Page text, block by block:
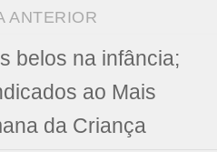
ANTERIOR
belos na infância;
ao Mais
da Criança